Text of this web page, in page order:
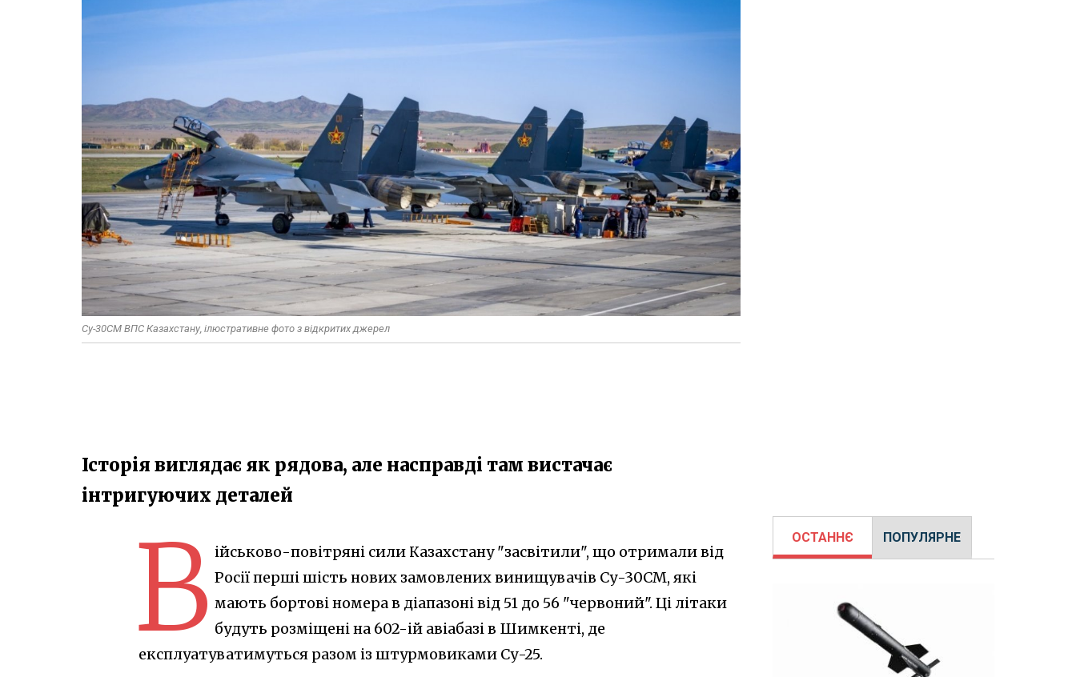
Су-30СМ ВПС Казахстану, ілюстративне фото з відкритих джерел
Історія виглядає як рядова, але насправді там вистачає
інтригуючих деталей
В ійськово-повітряні сили Казахстану "засвітили", що отримали від
Росії перші шість нових замовлених винищувачів Су-30СМ, які
мають бортові номера в діапазоні від 51 до 56 "червоний". Ці літаки
будуть розміщені на 602-ій авіабазі в Шимкенті, де
експлуатуватимуться разом із штурмовиками Су-25.
ОСТАННЄ ПОПУЛЯРНЕ